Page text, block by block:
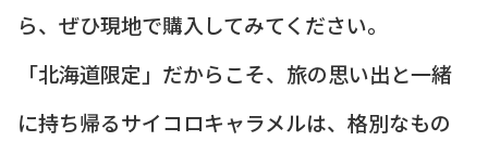
ら、ぜひ現地で購入してみてください。
「北海道限定」だからこそ、旅の思い出と一緒
に持ち帰るサイコロキャラメルは、格別なもの